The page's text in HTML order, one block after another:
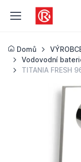
Domů
Vodovodní
TITANIA FRESH